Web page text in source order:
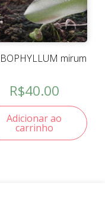
mirum
R$40.00
Adicionar ao
carrinho